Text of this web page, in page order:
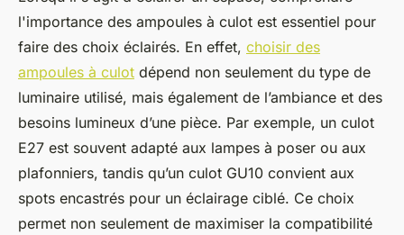
l'importance des ampoules à culot est essentiel pour
faire des choix éclairés. En effet, choisir des
ampoules à culot dépend non seulement du type de
luminaire utilisé, mais également de l’ambiance et des
besoins lumineux d’une pièce. Par exemple, un culot
E27 est souvent adapté aux lampes à poser ou aux
plafonniers, tandis qu’un culot GU10 convient aux
spots encastrés pour un éclairage ciblé. Ce choix
permet non seulement de maximiser la compatibilité